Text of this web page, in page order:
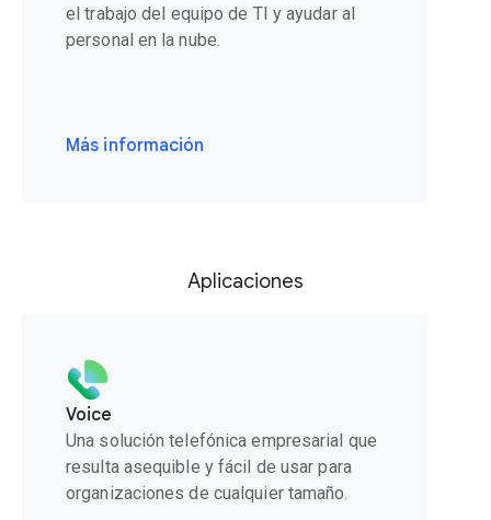
el trabajo del equipo de TI y ayudar al
personal en la nube.
Más información
Aplicaciones
Voice
Una solución telefónica empresarial que
resulta asequible y fácil de usar para
organizaciones de cualquier tamaño.